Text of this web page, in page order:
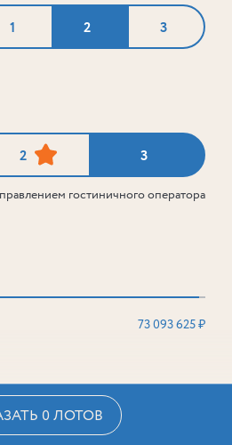
1 2 3
2 3
гостиничного оператора
73 093 625 ₽
0 ЛОТОВ